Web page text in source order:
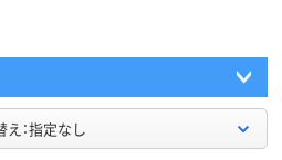
え：指定なし